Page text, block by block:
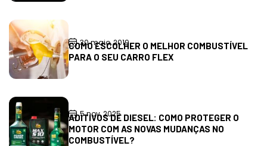
30 maio, 2019
COMO ESCOLHER O MELHOR COMBUSTÍVEL
PARA O SEU CARRO FLEX
5 nov, 2025
ADITIVOS DE DIESEL: COMO PROTEGER O
MOTOR COM AS NOVAS MUDANÇAS NO
COMBUSTÍVEL?